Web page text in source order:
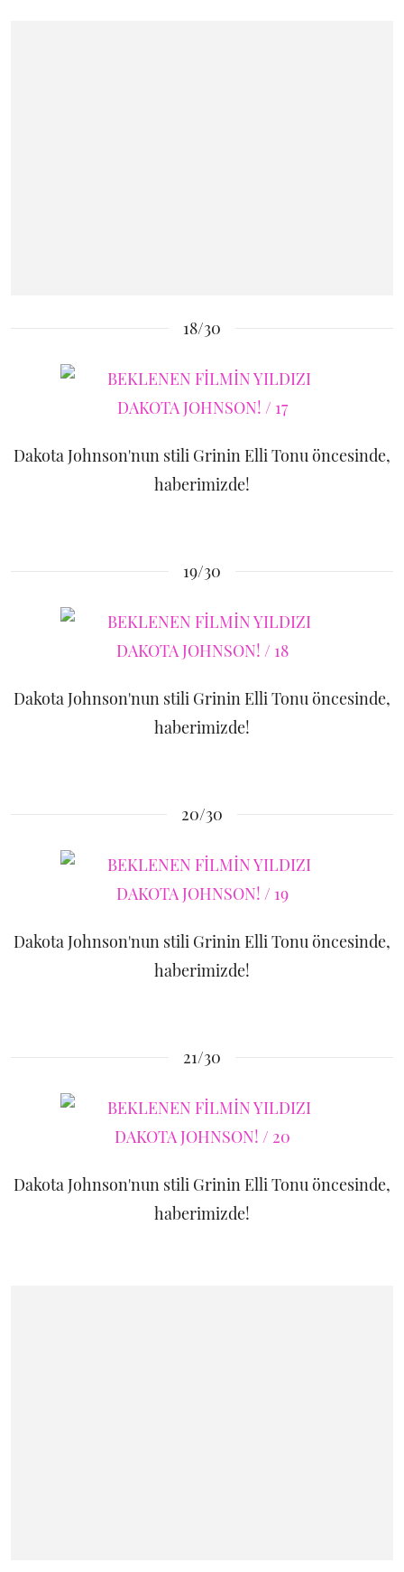
18/30
Dakota Johnson'nun stili Grinin Elli Tonu öncesinde,
haberimizde!
19/30
Dakota Johnson'nun stili Grinin Elli Tonu öncesinde,
haberimizde!
20/30
Dakota Johnson'nun stili Grinin Elli Tonu öncesinde,
haberimizde!
21/30
Dakota Johnson'nun stili Grinin Elli Tonu öncesinde,
haberimizde!